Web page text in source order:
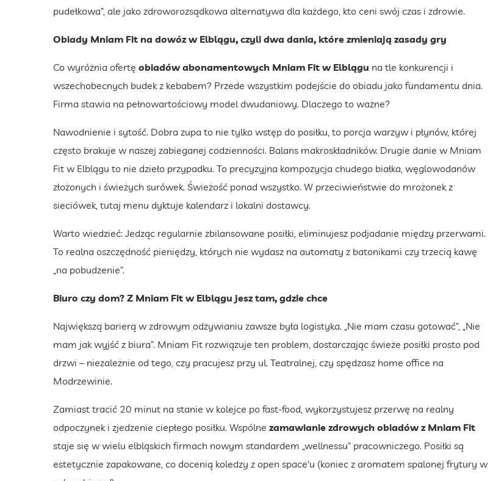
pudełkowa”, ale jako zdroworozsądkowa alternatywa dla każdego, kto ceni swój czas i zdrowie.
Obiady Mniam Fit na dowóz w Elblągu, czyli dwa dania, które zmieniają zasady gry
Co wyróżnia ofertę obiadów abonamentowych Mniam Fit w Elblągu na tle konkurencji i
wszechobecnych budek z kebabem? Przede wszystkim podejście do obiadu jako fundamentu dnia.
Firma stawia na pełnowartościowy model dwudaniowy. Dlaczego to ważne?
Nawodnienie i sytość. Dobra zupa to nie tylko wstęp do posiłku, to porcja warzyw i płynów, której
często brakuje w naszej zabieganej codzienności. Balans makroskładników. Drugie danie w Mniam
Fit w Elblągu to nie dzieło przypadku. To precyzyjna kompozycja chudego białka, węglowodanów
złożonych i świeżych surówek. Świeżość ponad wszystko. W przeciwieństwie do mrożonek z
sieciówek, tutaj menu dyktuje kalendarz i lokalni dostawcy.
Warto wiedzieć: Jedząc regularnie zbilansowane posiłki, eliminujesz podjadanie między przerwami.
To realna oszczędność pieniędzy, których nie wydasz na automaty z batonikami czy trzecią kawę
„na pobudzenie”.
Biuro czy dom? Z Mniam Fit w Elblągu jesz tam, gdzie chce
Największą barierą w zdrowym odżywianiu zawsze była logistyka. „Nie mam czasu gotować”, „Nie
mam jak wyjść z biura”. Mniam Fit rozwiązuje ten problem, dostarczając świeże posiłki prosto pod
drzwi – niezależnie od tego, czy pracujesz przy ul. Teatralnej, czy spędzasz home office na
Modrzewinie.
Zamiast tracić 20 minut na stanie w kolejce po fast-food, wykorzystujesz przerwę na realny
odpoczynek i zjedzenie ciepłego posiłku. Wspólne zamawianie zdrowych obiadów z Mniam Fit
staje się w wielu elbląskich firmach nowym standardem „wellnessu” pracowniczego. Posiłki są
estetycznie zapakowane, co docenią koledzy z open space'u (koniec z aromatem spalonej frytury w